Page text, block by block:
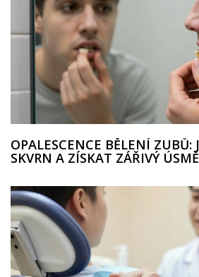
OPALESCENCE BĚLENÍ ZUBŮ:
SKVRN A ZÍSKAT ZÁŘIVÝ